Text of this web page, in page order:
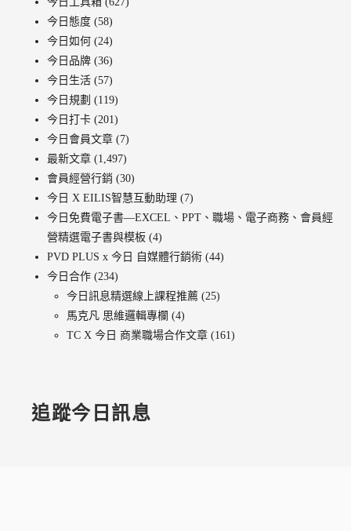
今日態度 (58)
今日如何 (24)
今日品牌 (36)
今日生活 (57)
今日規劃 (119)
今日打卡 (201)
今日會員文章 (7)
最新文章 (1,497)
會員經營行銷 (30)
今日 X EILIS智慧互動助理 (7)
今日免費電子書—EXCEL、PPT、職場、電子商務、會員經
營精選電子書與模板 (4)
PVD PLUS x 今日 自媒體行銷術 (44)
今日合作 (234)
今日訊息精選線上課程推薦 (25)
馬克凡 思維邏輯專欄 (4)
TC X 今日 商業職場合作文章 (161)
追蹤今日訊息